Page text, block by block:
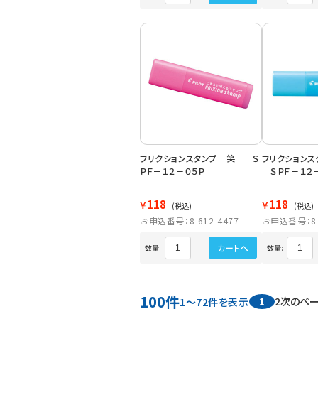
フリクションスタンプ 笑 Ｓ
ＰＦ－１２－０５Ｐ
￥118 (税込)
お申込番号：8-612-4477
数量: カートへ
フリクショ
ＳＰＦ－１２
￥118 (税込)
お申込番号
数量:
100件1～72件を表示 1 2次のペ